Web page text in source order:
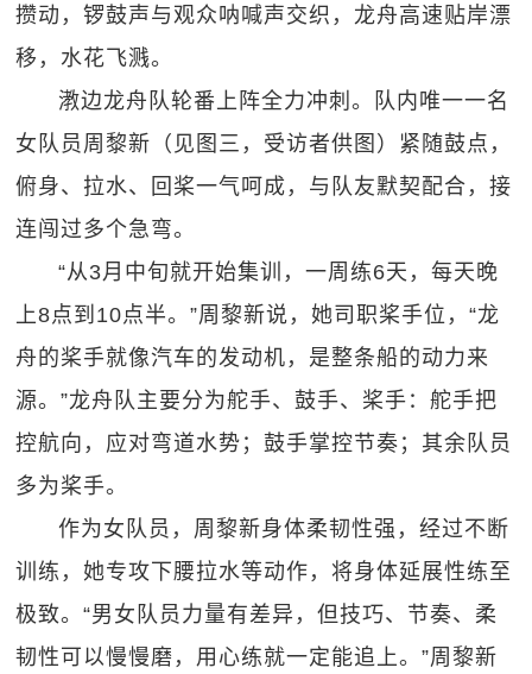
攒动，锣鼓声与观众呐喊声交织，龙舟高速贴岸漂
移，水花飞溅。
漖边龙舟队轮番上阵全力冲刺。队内唯一一名
女队员周黎新（见图三，受访者供图）紧随鼓点，
俯身、拉水、回桨一气呵成，与队友默契配合，接
连闯过多个急弯。
“从3月中旬就开始集训，一周练6天，每天晚
上8点到10点半。”周黎新说，她司职桨手位，“龙
舟的桨手就像汽车的发动机，是整条船的动力来
源。”龙舟队主要分为舵手、鼓手、桨手：舵手把
控航向，应对弯道水势；鼓手掌控节奏；其余队员
多为桨手。
作为女队员，周黎新身体柔韧性强，经过不断
训练，她专攻下腰拉水等动作，将身体延展性练至
极致。“男女队员力量有差异，但技巧、节奏、柔
韧性可以慢慢磨，用心练就一定能追上。”周黎新